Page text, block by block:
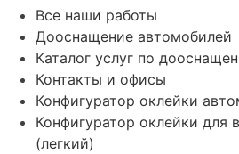
Все наши работы
Дооснащение автомобилей
Каталог услуг по
Контакты и офисы
Конфигуратор оклейки
Конфигуратор оклейки для
(легкий)